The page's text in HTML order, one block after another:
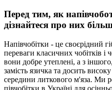
Перед тим, як
дізнайтеся про них
Напівчобітки - це своєрідний
переваги класичних чобітків
вони добре утеплені, а з
замість язичка та досить
середини литкового м'яза. Ми
півчобітки в Україні для